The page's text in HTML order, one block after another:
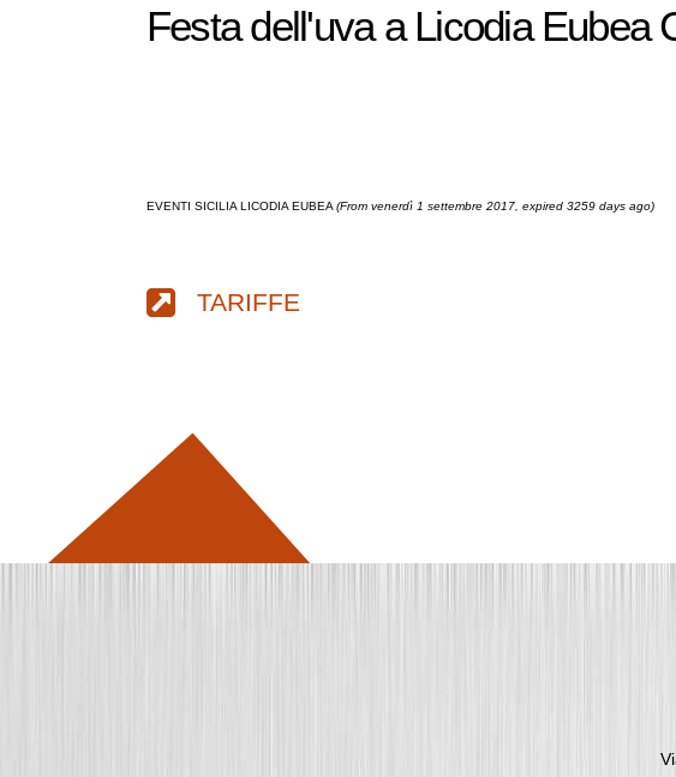
Festa dell'uva a Licodia Eubea
EVENTI SICILIA LICODIA EUBEA (From venerdì 1 settembre 2017, expired 3259 days ago)
TARIFFE